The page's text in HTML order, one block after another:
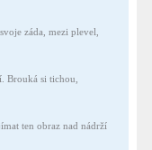
záda, mezi plevel,
Brouká si tichou,
ten obraz nad nádrží